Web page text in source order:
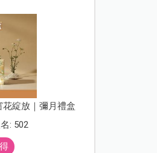
花綻放｜彌月禮盒
: 502